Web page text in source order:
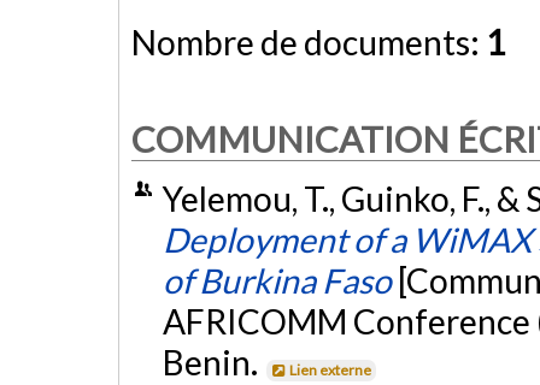
Nombre de documents: 1
COMMUNICATION
Yelemou, T., Guinko, F.,
Deployment of a WiMAX
of Burkina Faso
AFRICOMM
Benin.
Lien externe